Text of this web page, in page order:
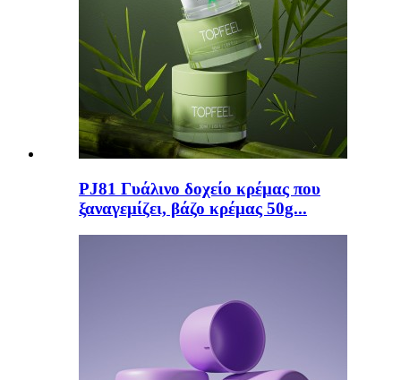
PJ81 Γυάλινο δοχείο κρέμας που
ξαναγεμίζει, βάζο κρέμας 50g...